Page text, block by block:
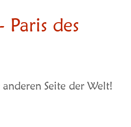
Paris des
anderen Seite der Welt!